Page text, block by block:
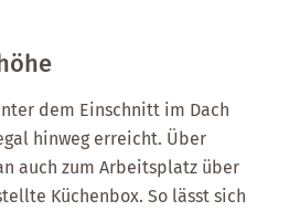
dem Einschnitt im Dach
hinweg erreicht. Über
auch zum Arbeitsplatz über
Küchenbox. So lässt sich